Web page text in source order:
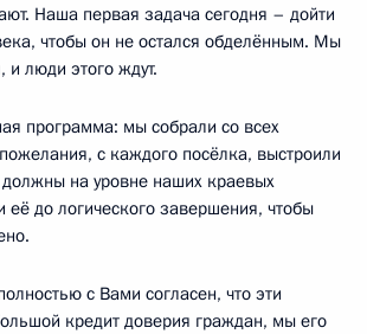
Наша первая задача сегодня – дойти
чтобы он не остался обделённым. Мы
люди этого ждут.
программа: мы собрали со всех
с каждого посёлка, выстроили
на уровне наших краевых
её до логического завершения, чтобы
с Вами согласен, что эти
кредит доверия граждан, мы его